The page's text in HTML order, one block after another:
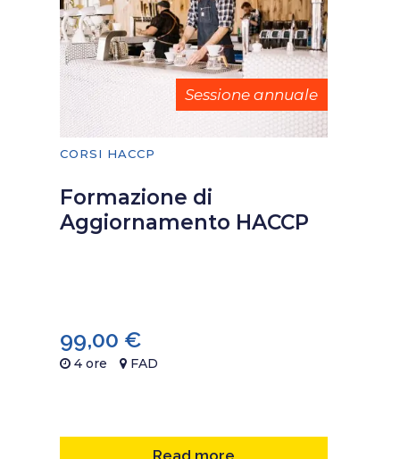
Sessione annuale
CORSI HACCP
Formazione di
Aggiornamento HACCP
99,00 €
4 ore FAD
Read more